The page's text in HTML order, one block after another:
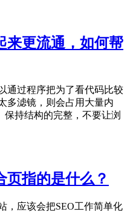
来更流通，如何帮
通过程序把为了看代码比较
多滤镜，则会占用大量内
持结构的完整，不要让浏
页指的是什么？
，应该会把SEO工作简单化